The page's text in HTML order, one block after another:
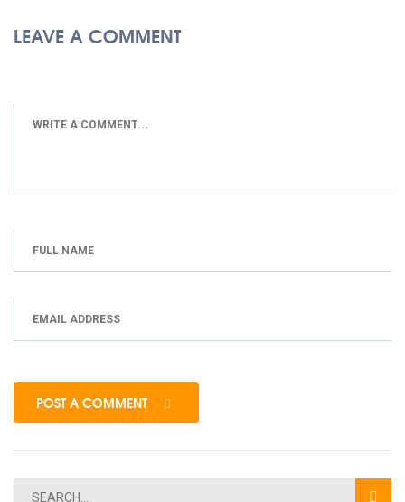
LEAVE A COMMENT
POST A COMMENT